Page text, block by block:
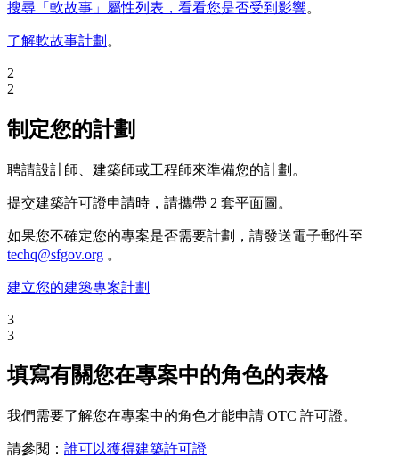
搜尋「軟故事」屬性列表，看看您是否受到影響。
了解軟故事計劃 。
2
2
制定您的計劃
聘請設計師、建築師或工程師來準備您的計劃。
提交建築許可證申請時，請攜帶 2 套平面圖。
如果您不確定您的專案是否需要計劃，請發送電子郵件至
techq@sfgov.org 。
建立您的建築專案計劃
3
3
填寫有關您在專案中的角色的表格
我們需要了解您在專案中的角色才能申請 OTC 許可證。
請參閱： 誰可以獲得建築許可證